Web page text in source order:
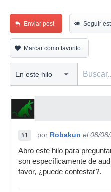
Enviar post Seguir
Marcar como favorito
#1 por Robakun el 08/
Abro este hilo para
son específicamente de
favor, ¿puede contestar?.